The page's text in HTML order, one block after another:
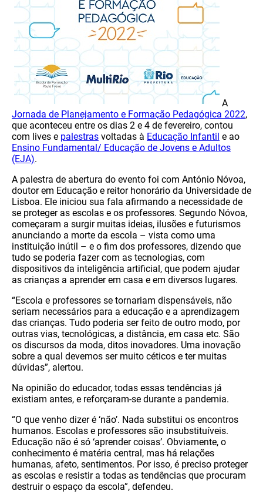
A
Jornada de Planejamento e Formação Pedagógica 2022,
que aconteceu entre os dias 2 e 4 de fevereiro, contou
com lives e palestras voltadas à Educação Infantil e ao
Ensino Fundamental/ Educação de Jovens e Adultos
(EJA).
A palestra de abertura do evento foi com António Nóvoa,
doutor em Educação e reitor honorário da Universidade de
Lisboa. Ele iniciou sua fala afirmando a necessidade de
se proteger as escolas e os professores. Segundo Nóvoa,
começaram a surgir muitas ideias, ilusões e futurismos
anunciando a morte da escola – vista como uma
instituição inútil – e o fim dos professores, dizendo que
tudo se poderia fazer com as tecnologias, com
dispositivos da inteligência artificial, que podem ajudar
as crianças a aprender em casa e em diversos lugares.
“Escola e professores se tornariam dispensáveis, não
seriam necessários para a educação e a aprendizagem
das crianças. Tudo poderia ser feito de outro modo, por
outras vias, tecnológicas, a distância, em casa etc. São
os discursos da moda, ditos inovadores. Uma inovação
sobre a qual devemos ser muito céticos e ter muitas
dúvidas”, alertou.
Na opinião do educador, todas essas tendências já
existiam antes, e reforçaram-se durante a pandemia.
“O que venho dizer é ‘não’. Nada substitui os encontros
humanos. Escolas e professores são insubstituíveis.
Educação não é só ‘aprender coisas’. Obviamente, o
conhecimento é matéria central, mas há relações
humanas, afeto, sentimentos. Por isso, é preciso proteger
as escolas e resistir a todas as tendências que procuram
destruir o espaço da escola”, defendeu.